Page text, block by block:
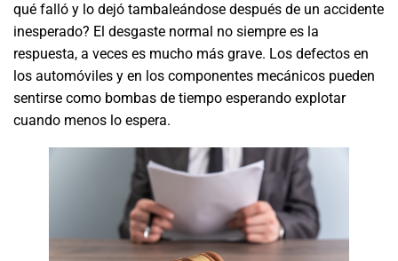
qué falló y lo dejó tambaleándose después de un accidente
inesperado? El desgaste normal no siempre es la
respuesta, a veces es mucho más grave. Los defectos en
los automóviles y en los componentes mecánicos pueden
sentirse como bombas de tiempo esperando explotar
cuando menos lo espera.